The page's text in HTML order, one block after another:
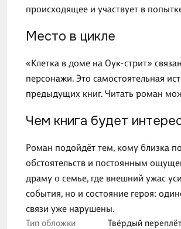
происходящее и участвует в
Место в цикле
«Клетка в доме на Оук-стрит»
персонажи. Это самостоятельная
предыдущих книг. Читать роман
Чем книга будет
Роман подойдёт тем, кому близка
обстоятельств и постоянным
драму о семье, где внешний ужас
события, но и состояние героя:
связи уже нарушены.
Тип обложки
Твёрдый переплёт